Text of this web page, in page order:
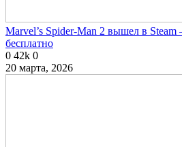
Marvel’s Spider-Man 2 вышел в
бесплатно
0 42k 0
20 марта, 2026